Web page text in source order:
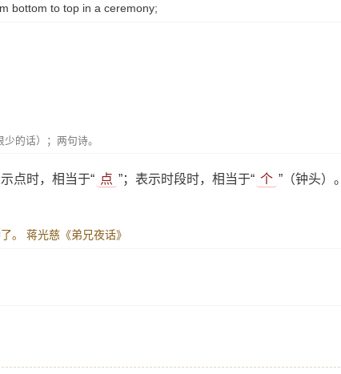
bottom to top in a ceremony;
的话）；两句诗。
点时，相当于“ 点 ”；表示时段时，相当于“ 个 ”（钟头）。
。 蒋光慈《弟兄夜话》